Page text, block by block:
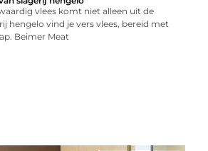
vlees komt niet alleen uit de
hengelo vind je vers vlees, bereid met
Beimer Meat